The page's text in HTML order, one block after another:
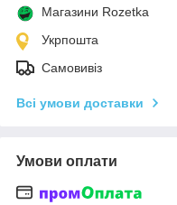
Магазини Rozetka
Укрпошта
Самовивіз
Всі умови доставки
Умови оплати